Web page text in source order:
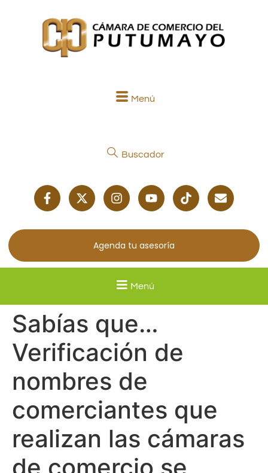
Menú
Buscador
Agenda tu asesoría
Menú
Sabías que…
Verificación de
nombres de
comerciantes que
realizan las cámaras